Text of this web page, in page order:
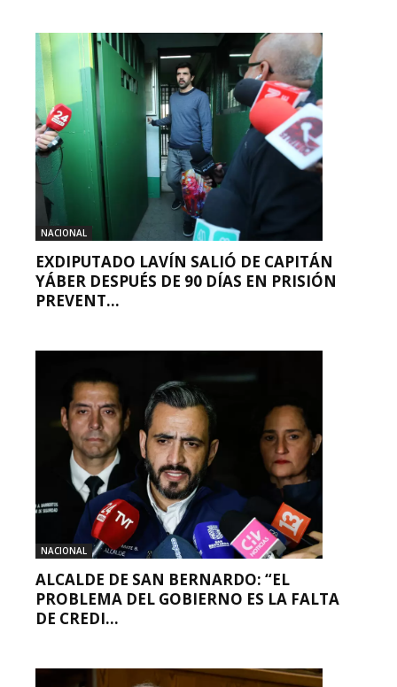
NACIONAL
EXDIPUTADO LAVÍN SALIÓ DE CAPITÁN
YÁBER DESPUÉS DE 90 DÍAS EN PRISIÓN
PREVENT...
NACIONAL
ALCALDE DE SAN BERNARDO: “EL
PROBLEMA DEL GOBIERNO ES LA FALTA
DE CREDI...